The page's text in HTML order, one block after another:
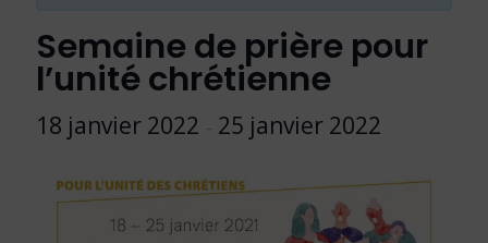
Semaine de prière pour
l’unité chrétienne
18 janvier 2022 25 janvier 2022